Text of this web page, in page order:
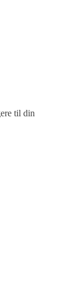
til din